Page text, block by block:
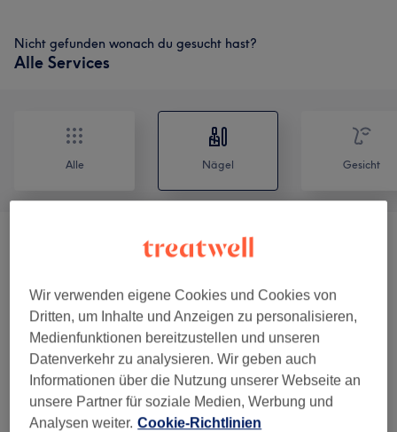
Nicht gefunden wonach du gesucht hast?
Alle Services
Alle Nägel Gesicht
Nail/Nail Art (Gel/Acryl) (5)
Maniküre Pflege (7) ab 15 €
Pediküre (8) ab 30 €
Fußpflege Leistungen (4) ab 15 €
Wir verwenden eigene Cookies und Cookies von
Dritten, um Inhalte und Anzeigen zu personalisieren,
Medienfunktionen bereitzustellen und unseren
Datenverkehr zu analysieren. Wir geben auch
Informationen über die Nutzung unserer Webseite an
unsere Partner für soziale Medien, Werbung und
Analysen weiter. Cookie-Richtlinien